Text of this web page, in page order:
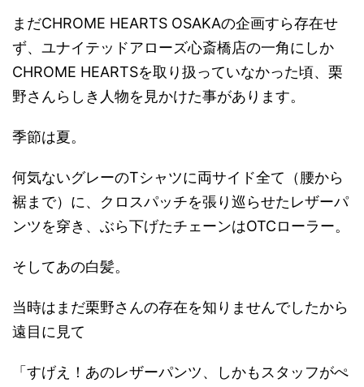
まだCHROME HEARTS OSAKAの企画すら存在せ
ず、ユナイテッドアローズ心斎橋店の一角にしか
CHROME HEARTSを取り扱っていなかった頃、栗
野さんらしき人物を見かけた事があります。
季節は夏。
何気ないグレーのTシャツに両サイド全て（腰から
裾まで）に、クロスパッチを張り巡らせたレザーパ
ンツを穿き、ぶら下げたチェーンはOTCローラー。
そしてあの白髪。
当時はまだ栗野さんの存在を知りませんでしたから
遠目に見て
「すげえ！あのレザーパンツ、しかもスタッフがぺ